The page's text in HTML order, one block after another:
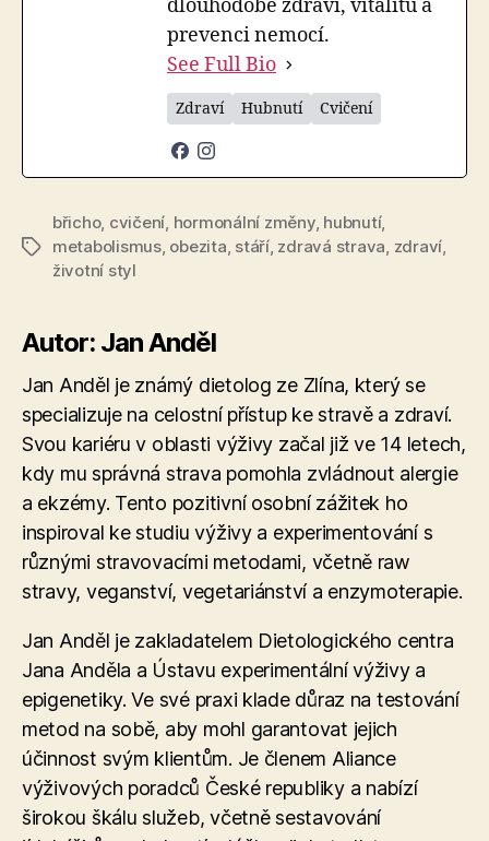
dlouhodobé zdraví, vitalitu a
prevenci nemocí.
See Full Bio
Zdraví Hubnutí Cvičení
Štítky
břicho, cvičení, hormonální změny, hubnutí,
metabolismus, obezita, stáří, zdravá strava, zdraví,
životní styl
Autor: Jan Anděl
Jan Anděl je známý dietolog ze Zlína, který se
specializuje na celostní přístup ke stravě a zdraví.
Svou kariéru v oblasti výživy začal již ve 14 letech,
kdy mu správná strava pomohla zvládnout alergie
a ekzémy. Tento pozitivní osobní zážitek ho
inspiroval ke studiu výživy a experimentování s
různými stravovacími metodami, včetně raw
stravy, veganství, vegetariánství a enzymoterapie​.
Jan Anděl je zakladatelem Dietologického centra
Jana Anděla a Ústavu experimentální výživy a
epigenetiky. Ve své praxi klade důraz na testování
metod na sobě, aby mohl garantovat jejich
účinnost svým klientům. Je členem Aliance
výživových poradců České republiky a nabízí
širokou škálu služeb, včetně sestavování